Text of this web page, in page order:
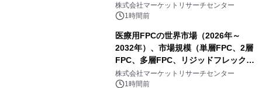
スDCモーター）・分析レポートを発
表
株式会社マーケットリサーチセンター
1時間前
医療用FPCの世界市場（2026年～
2032年）、市場規模（単層FPC、2層
FPC、多層FPC、リジッドフレックス
PCB）・分析レポートを発表
株式会社マーケットリサーチセンター
1時間前